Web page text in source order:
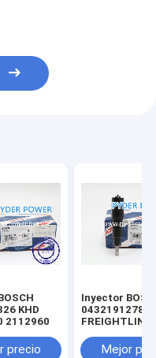
KHD
2112960
precio
Inyector
0432191278
MINSKMejor